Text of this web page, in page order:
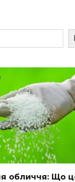
обличчя: Що